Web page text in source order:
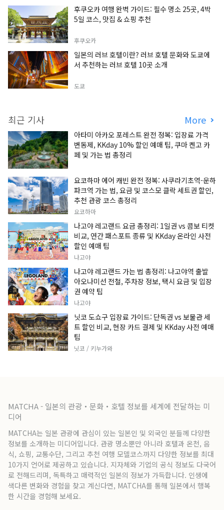
후쿠오카 여행 완벽 가이드: 필수 명소 25곳, 4박
5일 코스, 맛집 & 쇼핑 추천
후쿠오카
일본의 러브 호텔이란? 러브 호텔 문화와 도쿄에
서 추천하는 러브 호텔 10곳 소개
도쿄
최근 기사 More
아타미 아카오 포레스트 완전 정복: 입장료 가격
변동제, KKday 10% 할인 예매 팁, 쿠마 켄고 카
페 및 가는 법 총정리
요코하마 에어 캐빈 완전 정복: 사쿠라기초역-운하
파크역 가는 법, 요금 및 코스모 클락 세트권 할인,
추천 관광 코스 총정리
요코하마
나고야 레고랜드 요금 총정리: 1일권 vs 콤보 티켓
비교, 연간 패스포트 종류 및 KKday 온라인 사전
할인 예매 팁
나고야
나고야 레고랜드 가는 법 총정리: 나고야역 출발
아오나미선 전철, 주차장 정보, 택시 요금 및 입장
권 예약 팁
나고야
닛코 도쇼구 입장료 가이드: 단독권 vs 보물관 세
트 할인 비교, 현장 카드 결제 및 KKday 사전 예매
팁
닛코 / 키누가와
MATCHA - 일본의 관광・문화・호텔 정보를 세계에 전달하는 미
디어
MATCHA는 일본 관광에 관심이 있는 일본인 및 외국인 분들께 다양한
정보를 소개하는 미디어입니다. 관광 명소뿐만 아니라 호텔과 온천, 음
식, 쇼핑, 교통수단, 그리고 추천 여행 모델코스까지 다양한 정보를 최대
10가지 언어로 제공하고 있습니다. 지자체와 기업의 공식 정보도 다국어
로 전해드리며, 독특하고 매력적인 일본의 정보가 가득합니다. 인생에
색다른 변화와 경험을 찾고 계신다면, MATCHA를 통해 일본에서 행복
한 시간을 경험해 보세요.